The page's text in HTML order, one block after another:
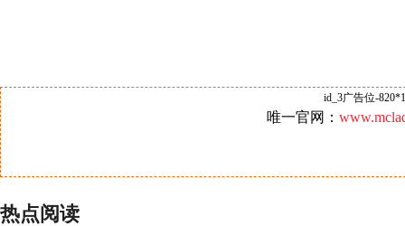
id_3广告位-
唯一官网：
热点阅读